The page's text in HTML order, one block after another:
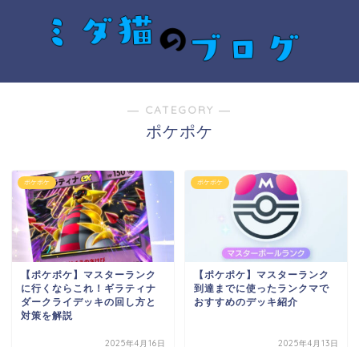
― CATEGORY ―
ポケポケ
ポケポケ
【ポケポケ】マスターランク
に行くならこれ！ギラティナ
ダークライデッキの回し方と
対策を解説
2025年4月16日
ポケポケ
【ポケポケ】マスターランク
到達までに使ったランクマで
おすすめのデッキ紹介
2025年4月13日